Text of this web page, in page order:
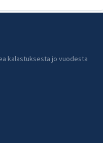
kalastuksesta jo vuodesta